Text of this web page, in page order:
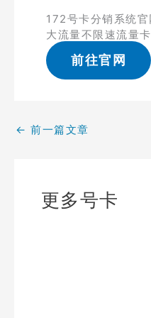
172号卡分销系统官
大流量不限速流量
前往官网
← 前一篇文章
更多号卡